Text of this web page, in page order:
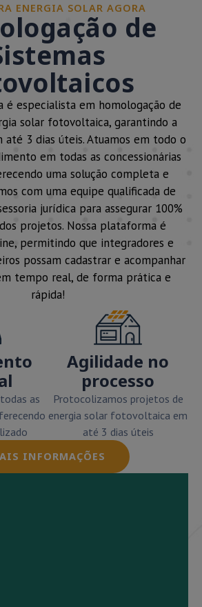
ENERGIA SOLAR AGORA
de
é especialista em homologação de
solar fotovoltaica, garantindo a
até 3 dias úteis. Atuamos em todo o
em todas as concessionárias
uma solução completa e
com uma equipe qualificada de
jurídica para assegurar 100%
projetos. Nossa plataforma é
permitindo que integradores e
possam cadastrar e acompanhar
tempo real, de forma prática e
rápida!
as
Agilidade no
processo
Protocolizamos projetos de
energia solar fotovoltaica em
até 3 dias úteis
INFORMAÇÕES